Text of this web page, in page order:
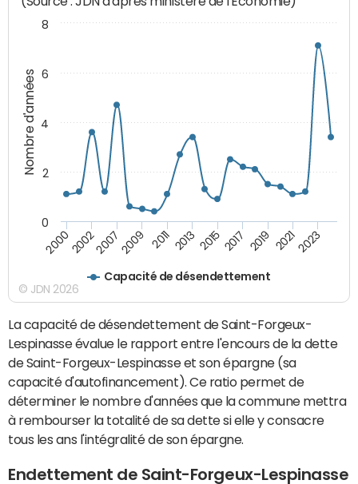
Nombre d'années
Capacité de désendettement
2000200220072009 2011 2013 2015 2017 2019 20212023
0
2
4
6
8
© JDN 2026
La capacité de désendettement de Saint-Forgeux-
Lespinasse évalue le rapport entre l'encours de la dette
de Saint-Forgeux-Lespinasse et son épargne (sa
capacité d'autofinancement). Ce ratio permet de
déterminer le nombre d'années que la commune mettra
à rembourser la totalité de sa dette si elle y consacre
tous les ans l'intégralité de son épargne.
Endettement de Saint-Forgeux-Lespinasse